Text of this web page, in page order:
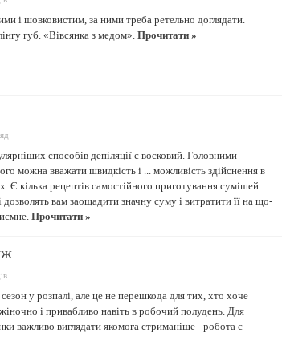
і шовковистим, за ними треба ретельно доглядати.
губ. «Вівсянка з медом». Прочитати »
способів депіляції є восковий. Головними
можна вважати швидкість і ... можливість здійснення в
Є кілька рецептів самостійного приготування сумішей
дозволять вам заощадити значну суму і витратити її на що-
Прочитати »
у розпалі, але це не перешкода для тих, хто хоче
і привабливо навіть в робочий полудень. Для
важливо виглядати якомога стриманіше - робота є